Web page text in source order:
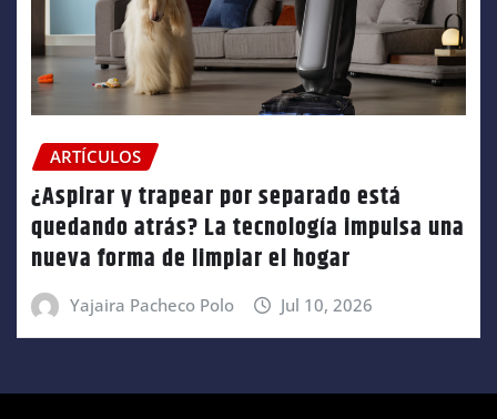
ARTÍCULOS
¿Aspirar y trapear por separado está
quedando atrás? La tecnología impulsa una
nueva forma de limpiar el hogar
Yajaira Pacheco Polo Jul 10, 2026